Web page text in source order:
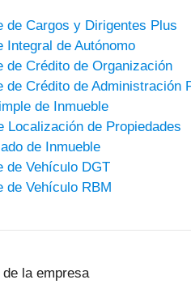
de Cargos y Dirigentes Plus
Integral de Autónomo
de Crédito de Organización
de Crédito de Administración
de Inmueble
Localización de Propiedades
de Inmueble
de Vehículo DGT
de Vehículo RBM